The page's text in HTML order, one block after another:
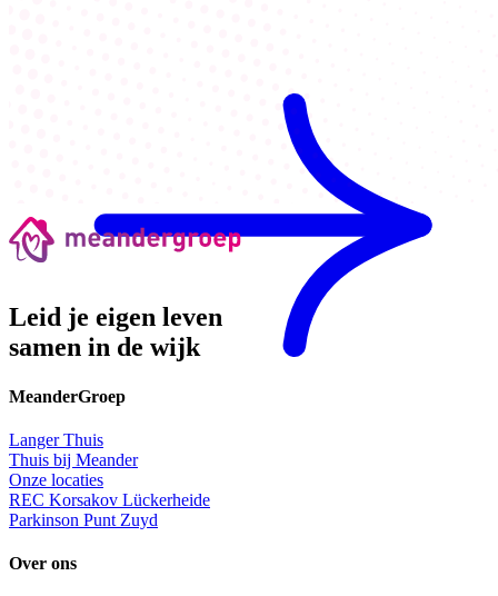
Leid je eigen leven
samen in de wijk
MeanderGroep
Langer Thuis
Thuis bij Meander
Onze locaties
REC Korsakov Lückerheide
Parkinson Punt Zuyd
Over ons